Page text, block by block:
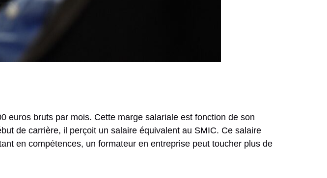
euros bruts par mois. Cette marge salariale est fonction de son
de carrière, il perçoit un salaire équivalent au SMIC. Ce salaire
en compétences, un formateur en entreprise peut toucher plus de